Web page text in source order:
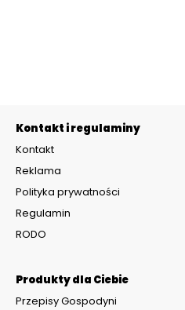
Kontakt i regulaminy
Kontakt
Reklama
Polityka prywatności
Regulamin
RODO
Produkty dla Ciebie
Przepisy Gospodyni